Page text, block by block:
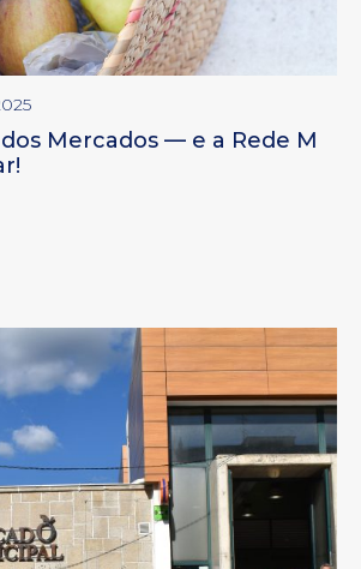
Mercados — e a Rede M